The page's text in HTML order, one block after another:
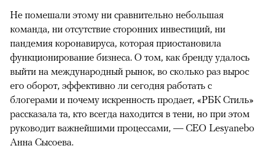
Не помешали этому ни сравнительно небольшая
команда, ни отсутствие сторонних инвестиций, ни
пандемия коронавируса, которая приостановила
функционирование бизнеса. О том, как бренду удалось
выйти на международный рынок, во сколько раз вырос
его оборот, эффективно ли сегодня работать с
блогерами и почему искренность продает, «РБК Стиль»
рассказала та, кто всегда находится в тени, но при этом
руководит важнейшими процессами, — CEO Lesyanebo
Анна Сысоева.